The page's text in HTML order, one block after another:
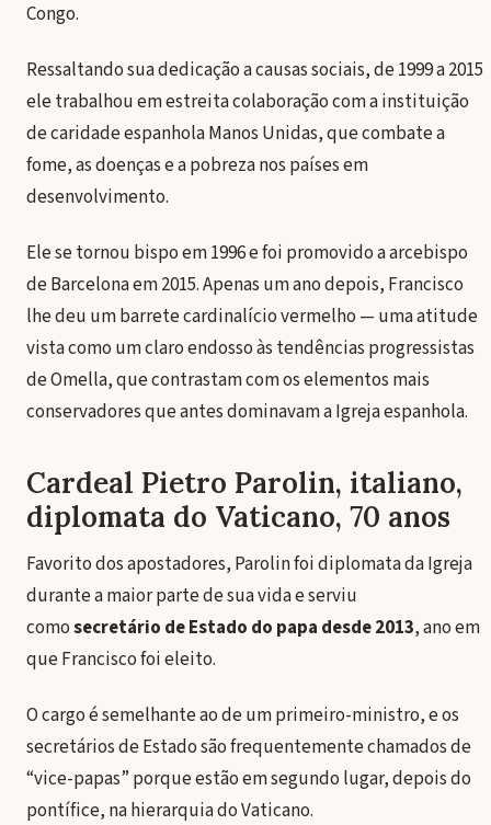
Congo.
Ressaltando sua dedicação a causas sociais, de 1999 a 2015
ele trabalhou em estreita colaboração com a instituição
de caridade espanhola Manos Unidas, que combate a
fome, as doenças e a pobreza nos países em
desenvolvimento.
Ele se tornou bispo em 1996 e foi promovido a arcebispo
de Barcelona em 2015. Apenas um ano depois, Francisco
lhe deu um barrete cardinalício vermelho — uma atitude
vista como um claro endosso às tendências progressistas
de Omella, que contrastam com os elementos mais
conservadores que antes dominavam a Igreja espanhola.
Cardeal Pietro Parolin, italiano,
diplomata do Vaticano, 70 anos
Favorito dos apostadores, Parolin foi diplomata da Igreja
durante a maior parte de sua vida e serviu
comosecretário de Estado do papa desde 2013, ano em
que Francisco foi eleito.
O cargo é semelhante ao de um primeiro-ministro, e os
secretários de Estado são frequentemente chamados de
“vice-papas” porque estão em segundo lugar, depois do
pontífice, na hierarquia do Vaticano.